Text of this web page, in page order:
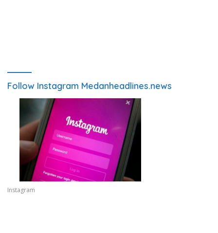
Follow Instagram Medanheadlines.news
Instagram